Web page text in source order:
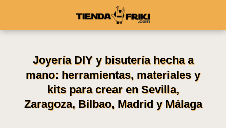
Joyería DIY y bisutería hecha a
mano: herramientas, materiales y
kits para crear en Sevilla,
Zaragoza, Bilbao, Madrid y Málaga